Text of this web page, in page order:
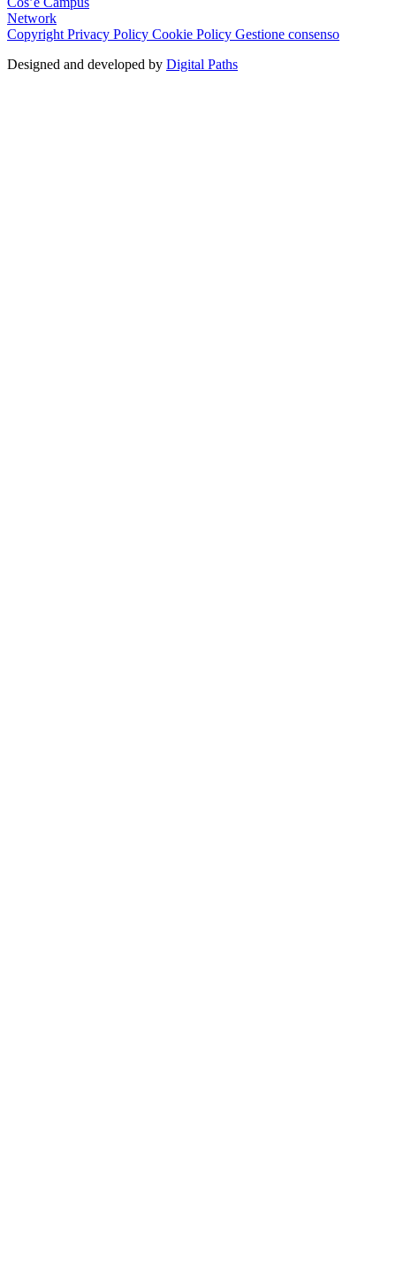
Network
Copyright Privacy Policy Cookie Policy Gestione consenso
Designed and developed by Digital Paths